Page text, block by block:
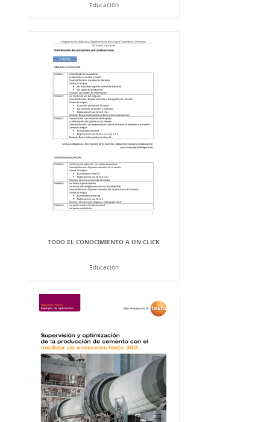
Educación
TODO EL CONOCIMIENTO A UN CLICK
Educación